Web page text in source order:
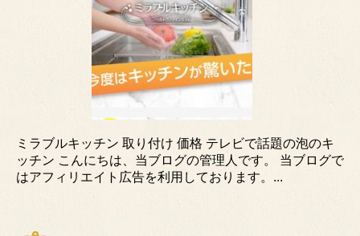
ミラブルキッチン 取り付け 価格 テレビで話題の泡のキ
ッチン こんにちは、当ブログの管理人です。 当ブログで
はアフィリエイト広告を利用しております。...